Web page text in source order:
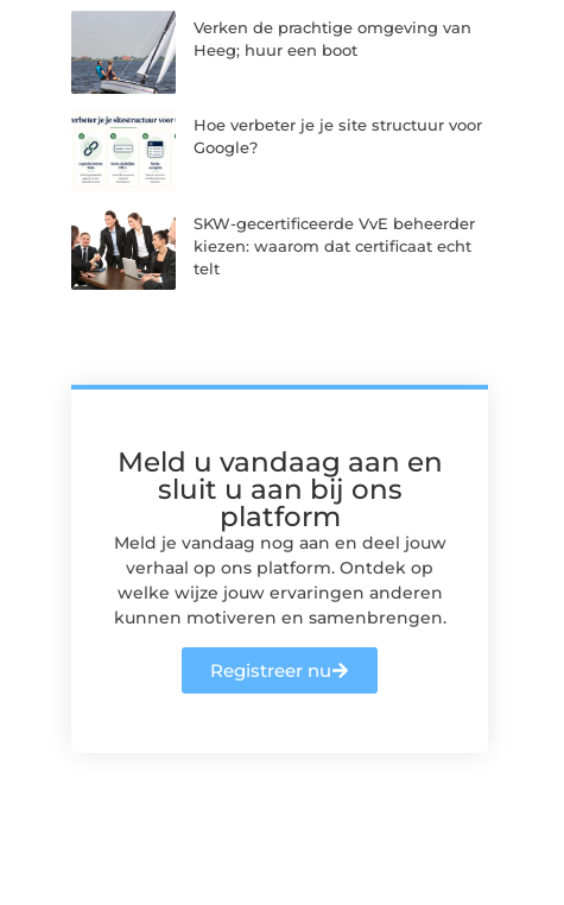
Verken de prachtige omgeving van
Heeg; huur een boot
Hoe verbeter je je site structuur voor
Google?
SKW-gecertificeerde VvE beheerder
kiezen: waarom dat certificaat echt
telt
Meld u vandaag aan en
sluit u aan bij ons
platform
Meld je vandaag nog aan en deel jouw
verhaal op ons platform. Ontdek op
welke wijze jouw ervaringen anderen
kunnen motiveren en samenbrengen.
Registreer nu